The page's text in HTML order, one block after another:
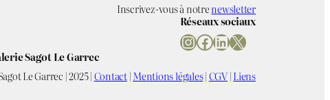
Inscrivez-vous à notrenewsletter
Réseaux sociaux
InstagramFacebook LinkedIn X
Sagot Le Garrec
Le Garrec | 2025 |Contact|Mentions légales|CGV|Liens